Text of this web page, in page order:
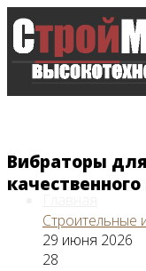
Вибраторы
Строительные
29 июня 2026
28